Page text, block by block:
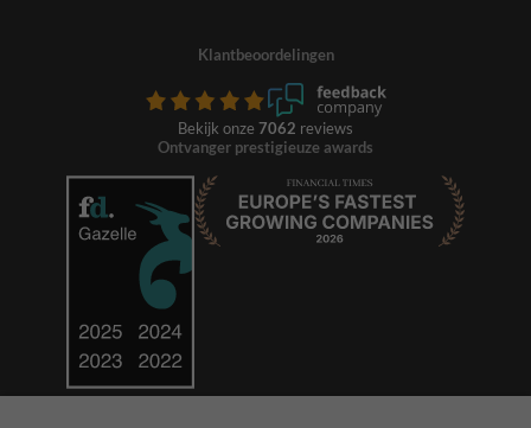
Klantbeoordelingen
Bekijk onze 7062 reviews
Ontvanger prestigieuze awards